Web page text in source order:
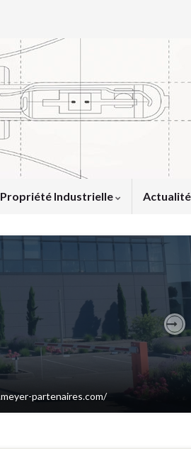
Propriété Industrielle
partenaires.com/